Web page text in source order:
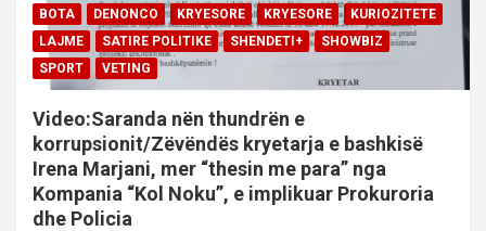
BOTA DENONCO KRYESORE KRYESORE
KURIOZITETE
LAJME
SATIRE POLITIKE SHENDETI+
SHOWBIZ
SPORT
VETING
Video:Saranda nën thundrën e
korrupsionit/Zëvëndës kryetarja e bashkisë
Irena Marjani, mer “thesin me para” nga
Kompania “Kol Noku”, e implikuar Prokuroria
dhe Policia